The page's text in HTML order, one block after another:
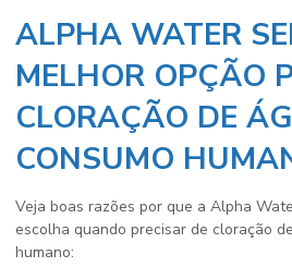
ALPHA WATER
MELHOR OPÇÃO
CLORAÇÃO DE
CONSUMO
Veja boas razões por que a Alpha
escolha quando precisar de cloração
humano: